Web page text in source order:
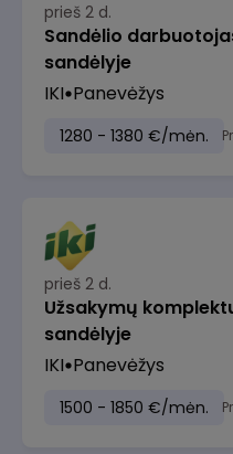
prieš 2 d.
Sandėlio
sandėlyje
IKI Panevėžys
1280 - 1380 €/mėn.
prieš 2 d.
Užsakymų
sandėlyje
IKI Panevėžys
1500 - 1850 €/mėn.